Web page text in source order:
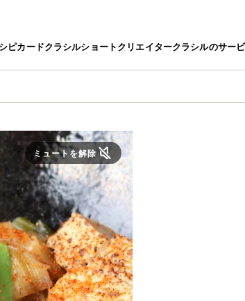
ピカードクラシルショートクリエイタークラシルのサー
ミュートを解除